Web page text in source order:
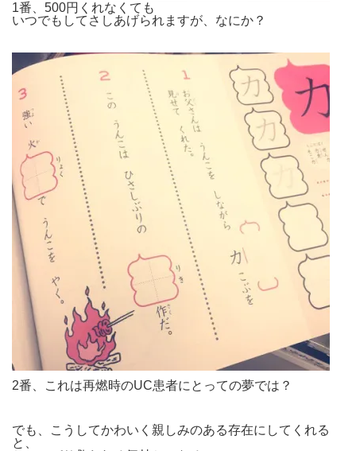
1番、500円くれなくても
いつでもしてさしあげられますが、なにか？
2番、これは再燃時のUC患者にとっての夢では？
でも、こうしてかわいく親しみのある存在にしてくれる
と、